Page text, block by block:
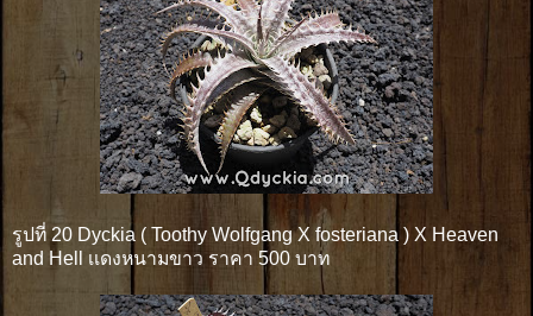
รูปที่ 20 Dyckia ( Toothy Wolfgang X fosteriana ) X Heaven
and Hell เเดงหนามขาว ราคา 500 บาท